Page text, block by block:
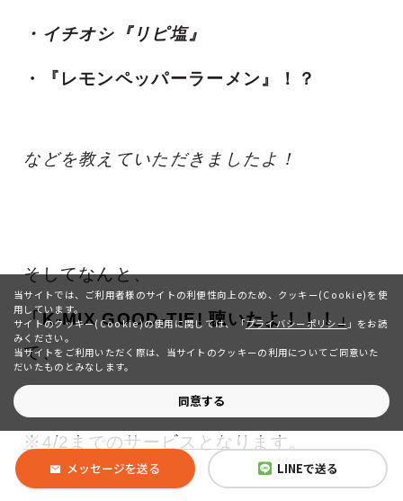
・イチオシ『リピ塩』
・『レモンペッパーラーメン』！？
などを教えていただきましたよ！
そしてなんと、
「K-MIX GOOD-TIE! 聴いたよ！！！」
で、
(^^♪」
※4/2までのサービスとなります。
メッセージを送る LINEで送る
当サイトでは、ご利用者様のサイトの利便性向上のため、クッキー(Cookie)を使
用しています。
サイトのクッキー(Cookie)の使用に関しては、「プライバシーポリシー 」をお読
みください。
当サイトをご利用いただく際は、当サイトのクッキーの利用についてご同意いた
だいたものとみなします。
同意する